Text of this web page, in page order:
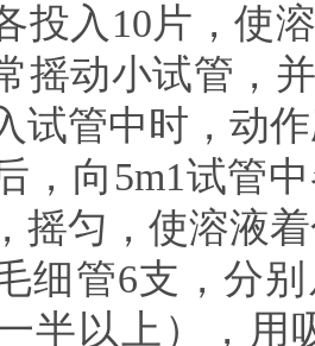
投入 10片，使
摇动小试管，
试管中时，动
，向 5m1试管
摇匀，使溶液
细管6支，分
半以上），用